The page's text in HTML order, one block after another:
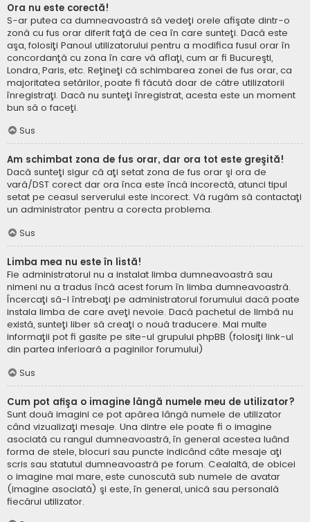
Ora nu este corectă!
S-ar putea ca dumneavoastră să vedeţi orele afişate dintr-o
zonă cu fus orar diferit faţă de cea în care sunteţi. Dacă este
aşa, folosiţi Panoul utilizatorului pentru a modifica fusul orar în
concordanţă cu zona în care vă aflaţi, cum ar fi Bucureşti,
Londra, Paris, etc. Reţineţi că schimbarea zonei de fus orar, ca
majoritatea setărilor, poate fi făcută doar de către utilizatorii
înregistraţi. Dacă nu sunteţi înregistrat, acesta este un moment
bun să o faceţi.
Sus
Am schimbat zona de fus orar, dar ora tot este greşită!
Dacă sunteţi sigur că aţi setat zona de fus orar şi ora de
vară/DST corect dar ora înca este încă incorectă, atunci tipul
setat pe ceasul serverului este incorect. Vă rugăm să contactaţi
un administrator pentru a corecta problema.
Sus
Limba mea nu este în listă!
Fie administratorul nu a instalat limba dumneavoastră sau
nimeni nu a tradus încă acest forum în limba dumneavoastră.
Încercaţi să-l întrebaţi pe administratorul forumului dacă poate
instala limba de care aveţi nevoie. Dacă pachetul de limbă nu
există, sunteţi liber să creaţi o nouă traducere. Mai multe
informaţii pot fi gasite pe site-ul grupului phpBB (folosiţi link-ul
din partea inferioară a paginilor forumului)
Sus
Cum pot afişa o imagine lângă numele meu de utilizator?
Sunt două imagini ce pot apărea lângă numele de utilizator
când vizualizaţi mesaje. Una dintre ele poate fi o imagine
asociată cu rangul dumneavoastră, în general acestea luând
forma de stele, blocuri sau puncte indicând câte mesaje aţi
scris sau statutul dumneavoastră pe forum. Cealaltă, de obicei
o imagine mai mare, este cunoscută sub numele de avatar
(imagine asociată) şi este, în general, unică sau personală
fiecărui utilizator.